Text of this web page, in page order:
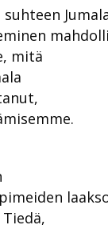
mitä